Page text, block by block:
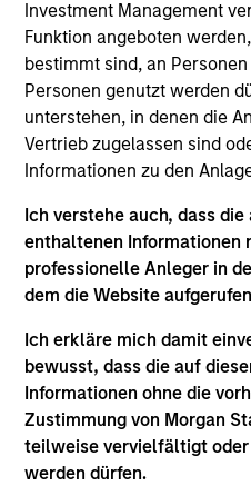
Investment Management
Funktion angeboten
bestimmt sind, an
Personen genutzt werden
unterstehen, in denen die
Vertrieb zugelassen sind
Informationen zu den
Ich verstehe auch, dass
enthaltenen Informationen
professionelle Anleger in
dem die Website
Ich erkläre mich damit
bewusst, dass die auf
Informationen ohne die
Zustimmung von Morgan
teilweise vervielfältigt
werden dürfen.
themes across
international
From Electric
Humanoids:
Manufacturing
05-AUG-2026
Humanoid robots sit at
hardware, AI,
and customer
may depend more on
and fleet learning.
examine how China’s